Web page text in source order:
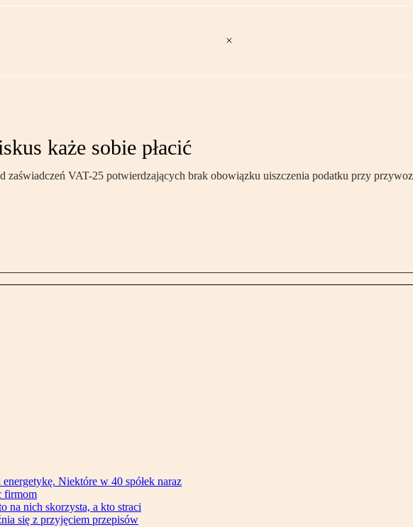
każe sobie płacić
zaświadczeń VAT-25 potwierdzających brak obowiązku uiszczenia podatku przy
Niektóre w 40 spółek naraz
firmom
na nich skorzysta, a kto straci
się z przyjęciem przepisów